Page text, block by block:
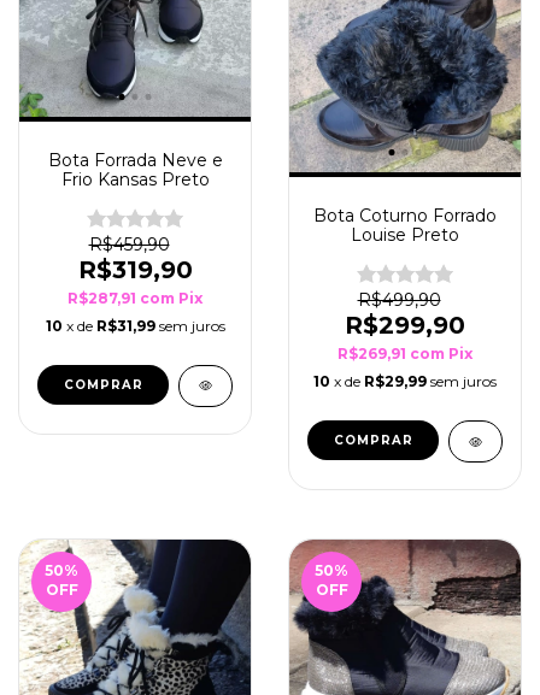
Bota Forrada Neve e
Frio Kansas Preto
R$459,90
R$319,90
R$287,91 com Pix
10 x de R$31,99 sem juros
COMPRAR
Bota Coturno Forrado
Louise Preto
R$499,90
R$299,90
R$269,91 com Pix
10 x de R$29,99 sem juros
COMPRAR
50%
OFF
50%
OFF